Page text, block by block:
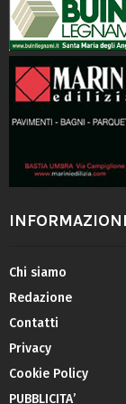
Chi siamo
Redazione
Contatti
Privacy
Cookie Policy
PUBBLICITA’